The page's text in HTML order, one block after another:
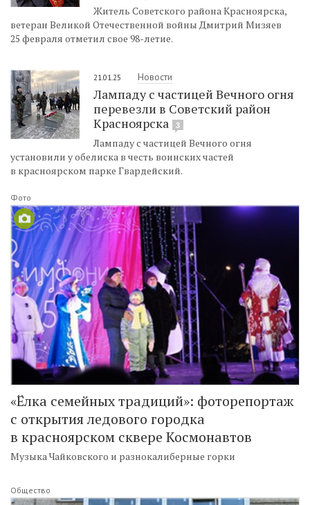
Житель Советского района Красноярска,
ветеран Великой Отечественной войны Дмитрий Мизяев
25 февраля отметил свое 98-летие.
21.01.25 Новости
Лампаду с частицей Вечного огня
перевезли в Советский район
Красноярска
3
Лампаду с частицей Вечного огня
установили у обелиска в честь воинских частей
в красноярском парке Гвардейский.
Фото
«Ёлка семейных традиций»: фоторепортаж
с открытия ледового городка
в красноярском сквере Космонавтов
Музыка Чайковского и разнокалиберные горки
Общество